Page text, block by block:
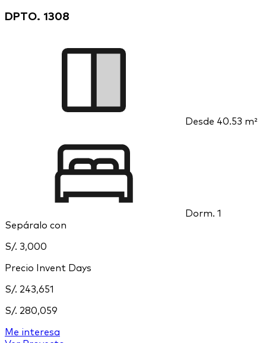
DPTO. 1308
Desde 40.53 m²
Dorm. 1
Sepáralo con
S/. 3,000
Precio Invent Days
S/. 243,651
S/. 280,059
Me interesa